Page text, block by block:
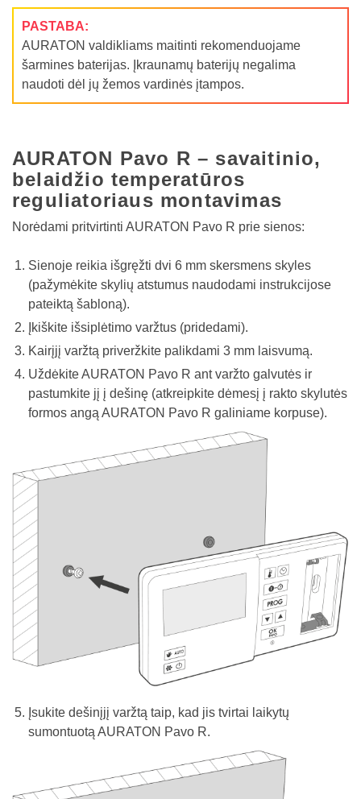
PASTABA:
AURATON valdikliams maitinti rekomenduojame
šarmines baterijas. Įkraunamų baterijų negalima
naudoti dėl jų žemos vardinės įtampos.
AURATON Pavo R – savaitinio,
belaidžio temperatūros
reguliatoriaus montavimas
Norėdami pritvirtinti AURATON Pavo R prie sienos:
Sienoje reikia išgręžti dvi 6 mm skersmens skyles
(pažymėkite skylių atstumus naudodami instrukcijose
pateiktą šabloną).
Įkiškite išsiplėtimo varžtus (pridedami).
Kairįjį varžtą priveržkite palikdami 3 mm laisvumą.
Uždėkite AURATON Pavo R ant varžto galvutės ir
pastumkite jį į dešinę (atkreipkite dėmesį į rakto skylutės
formos angą AURATON Pavo R galiniame korpuse).
Įsukite dešinįjį varžtą taip, kad jis tvirtai laikytų
sumontuotą AURATON Pavo R.